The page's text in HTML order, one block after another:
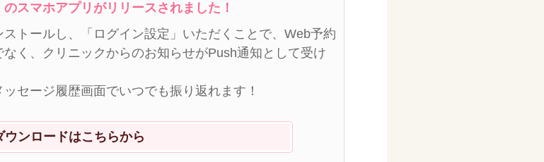
スマホアプリがリリースされました！
トールし、「ログイン設定」いただくことで、Web予約
く、クリニックからのお知らせがPush通知として受け
セージ履歴画面でいつでも振り返れます！
ウンロードはこちらから